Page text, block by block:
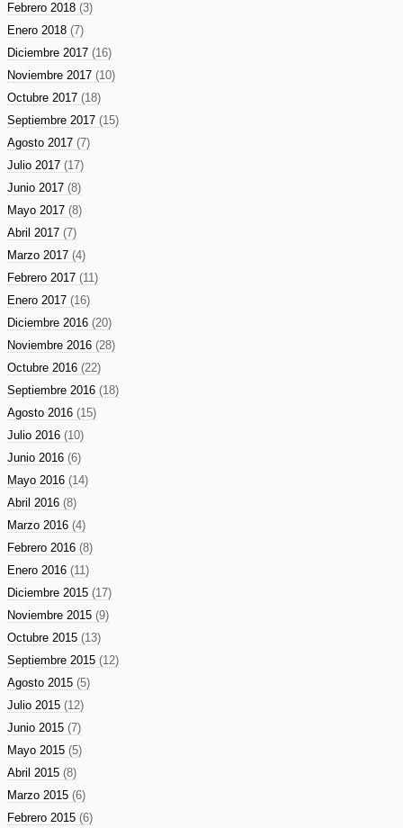
Febrero 2018 (3)
Enero 2018 (7)
Diciembre 2017 (16)
Noviembre 2017 (10)
Octubre 2017 (18)
Septiembre 2017 (15)
Agosto 2017 (7)
Julio 2017 (17)
Junio 2017 (8)
Mayo 2017 (8)
Abril 2017 (7)
Marzo 2017 (4)
Febrero 2017 (11)
Enero 2017 (16)
Diciembre 2016 (20)
Noviembre 2016 (28)
Octubre 2016 (22)
Septiembre 2016 (18)
Agosto 2016 (15)
Julio 2016 (10)
Junio 2016 (6)
Mayo 2016 (14)
Abril 2016 (8)
Marzo 2016 (4)
Febrero 2016 (8)
Enero 2016 (11)
Diciembre 2015 (17)
Noviembre 2015 (9)
Octubre 2015 (13)
Septiembre 2015 (12)
Agosto 2015 (5)
Julio 2015 (12)
Junio 2015 (7)
Mayo 2015 (5)
Abril 2015 (8)
Marzo 2015 (6)
Febrero 2015 (6)